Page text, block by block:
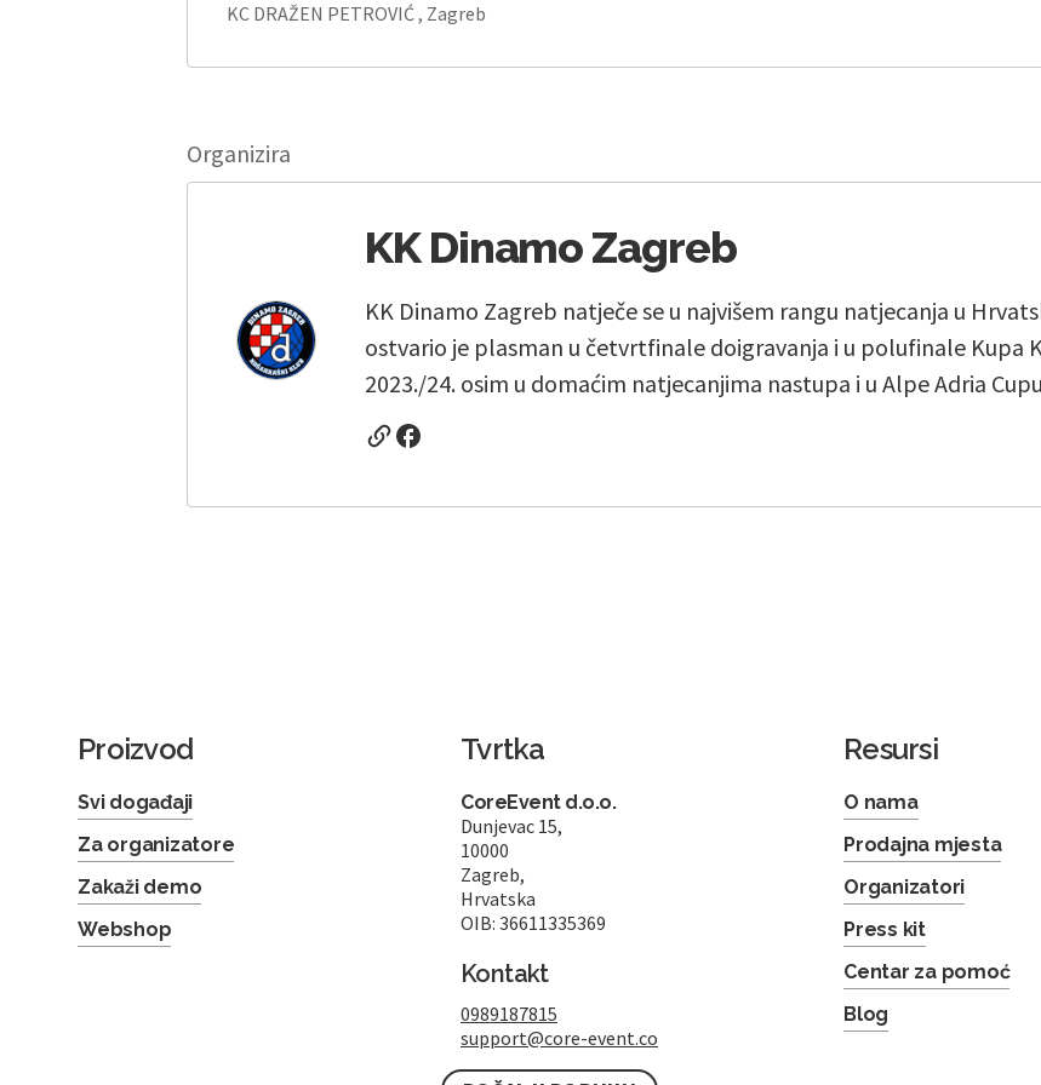
KC DRAŽEN PETROVIĆ , Zagreb
Organizira
KK Dinamo Zagreb
KK Dinamo Zagreb natječe se u najvišem rangu natjecanja u
ostvario je plasman u četvrtfinale doigravanja i u polufinale Kupa
2023./24. osim u domaćim natjecanjima nastupa i u Alpe Adria Cupu
Proizvod
Svi događaji
Za organizatore
Zakaži demo
Webshop
Tvrtka
CoreEvent d.o.o.
Dunjevac 15,
10000
Zagreb,
Hrvatska
OIB: 36611335369
Kontakt
0989187815
support@core-event.co
Resursi
O nama
Prodajna mjesta
Organizatori
Press kit
Centar za pomoć
Blog